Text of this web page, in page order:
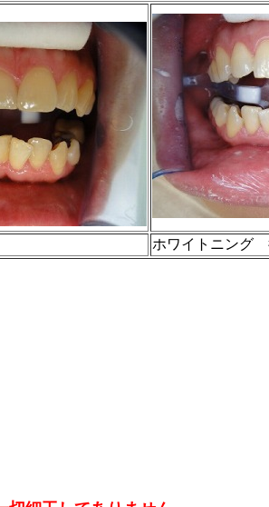
ホワイトニング